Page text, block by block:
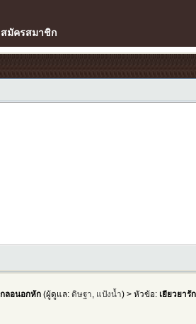
สมัครสมาชิก
กลอนอกหัก (ผู้ดูแล:ดิษฐา แป้งน้ำ) > หัวข้อ: เยียวยารัก